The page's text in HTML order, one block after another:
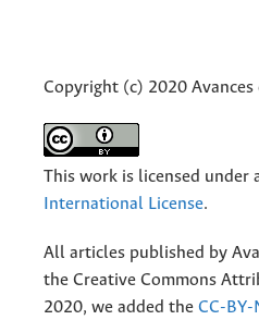
Copyright (c) 2020 Avances
This work is licensed under
International License.
All articles published by
the Creative Commons
2020, we added the CC-BY-